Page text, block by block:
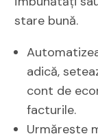
stare bună.
adică,
cont de
facturile.
Urmărește